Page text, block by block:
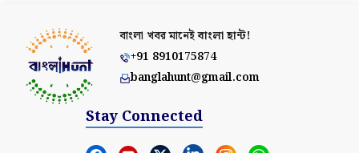
বাংলা খবর মানেইবাংলা হান্ট!
+91 8910175874
banglahunt@gmail.com
Stay Connected